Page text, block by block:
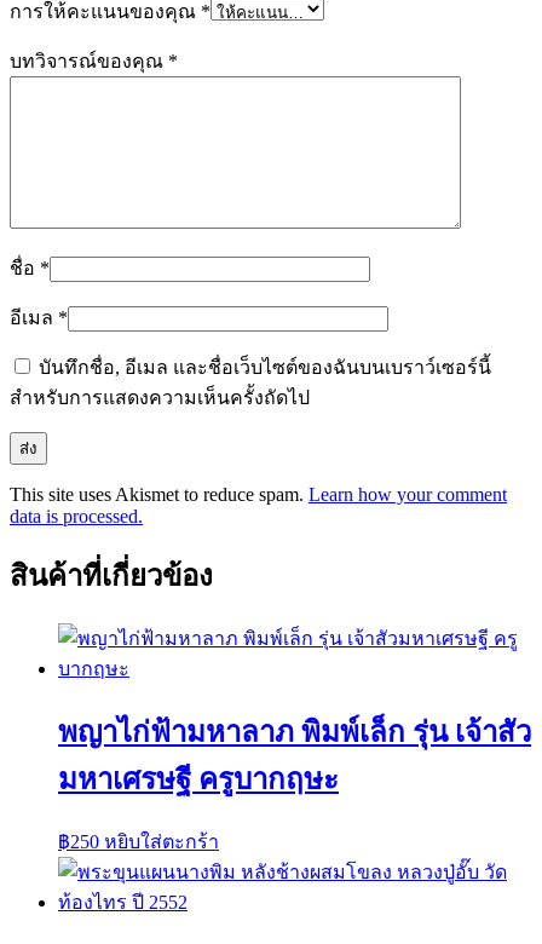
การให้คะแนนของคุณ *
บทวิจารณ์ของคุณ *
ชื่อ *
อีเมล *
บันทึกชื่อ, อีเมล และชื่อเว็บไซต์ของฉันบนเบราว์เซอร์นี้
สำหรับการแสดงความเห็นครั้งถัดไป
This site uses Akismet to reduce spam. Learn how your comment
data is processed.
สินค้าที่เกี่ยวข้อง
พญาไก่ฟ้ามหาลาภ พิมพ์เล็ก รุ่น เจ้าสัว
มหาเศรษฐี ครูบากฤษะ
฿250 หยิบใส่ตะกร้า